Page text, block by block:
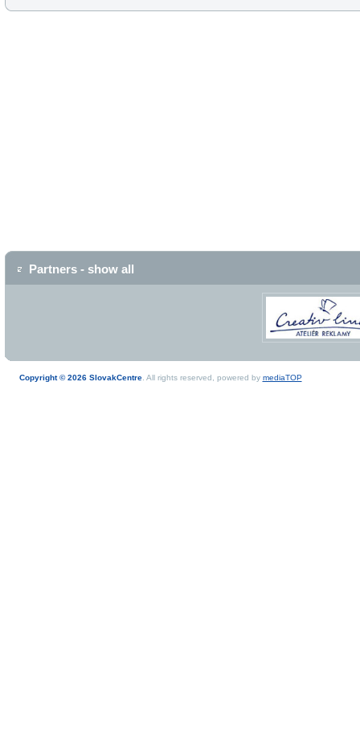
Partners - show all
Copyright © 2026 SlovakCentre. All rights reserved, powered by mediaTOP